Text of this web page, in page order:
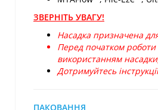
ЗВЕРНІТЬ УВАГУ!
Насадка призначена
Перед початком
використанням
Дотримуйтесь
ПАКОВАННЯ